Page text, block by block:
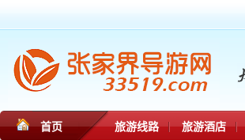
首页 旅游线路 旅游酒店